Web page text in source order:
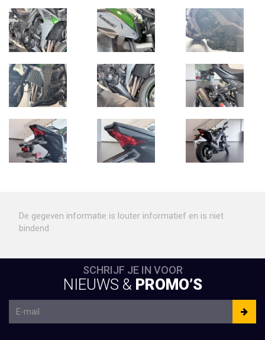
De gegeven informatie is louter informatief en is niet
bindend
SCHRIJF JE IN VOOR
NIEUWS & PROMO’S